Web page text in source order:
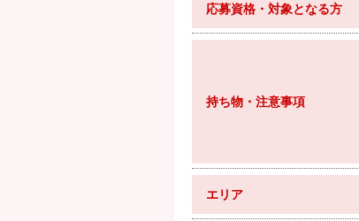
応募資格・対象となる方
持ち物・注意事項
エリア